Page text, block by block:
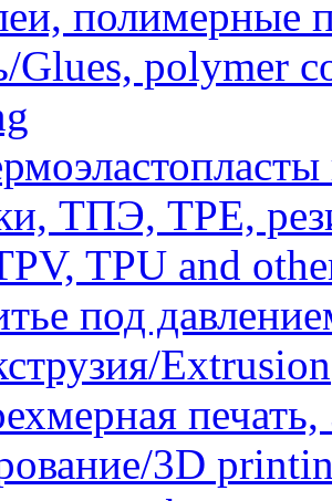
полимерные
Glues, polymer
ТПЭ, TPE,
TPU and
под
Extrusion
3D